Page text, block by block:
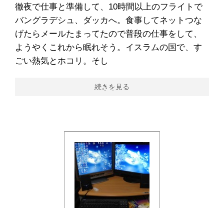
徹夜で仕事と準備して、10時間以上のフライトで
バングラデシュ、ダッカへ。食事してネットつな
げたらメールたまってたので普段の仕事をして、
ようやくこれから眠れそう。イスラムの国で、す
ごい熱気とホコリ。そし
続きを見る